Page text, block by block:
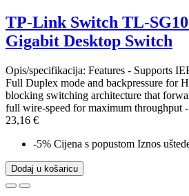
TP-Link Switch TL-
Gigabit Desktop Switch
Opis/specifikacija: Features - Supports
Full Duplex mode and backpressure for
blocking switching architecture that
full wire-speed for maximum throughput
23,16 €
-5% Cijena s popustom Iznos
Dodaj u košaricu